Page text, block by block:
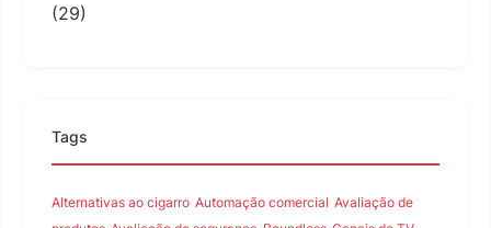
(29)
Tags
Alternativas ao cigarro Automação comercial Avaliação de